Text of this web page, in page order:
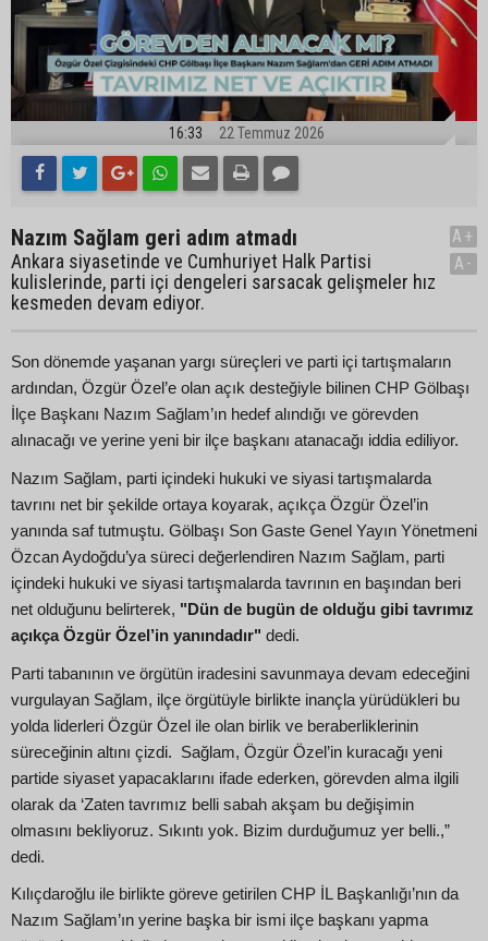
16:33 22 Temmuz 2026
Nazım Sağlam geri adım atmadı
Ankara siyasetinde ve Cumhuriyet Halk Partisi
kulislerinde, parti içi dengeleri sarsacak gelişmeler hız
kesmeden devam ediyor.
A+
A-
Son dönemde yaşanan yargı süreçleri ve parti içi tartışmaların
ardından, Özgür Özel’e olan açık desteğiyle bilinen CHP Gölbaşı
İlçe Başkanı Nazım Sağlam’ın hedef alındığı ve görevden
alınacağı ve yerine yeni bir ilçe başkanı atanacağı iddia ediliyor.
Nazım Sağlam, parti içindeki hukuki ve siyasi tartışmalarda
tavrını net bir şekilde ortaya koyarak, açıkça Özgür Özel’in
yanında saf tutmuştu. Gölbaşı Son Gaste Genel Yayın Yönetmeni
Özcan Aydoğdu’ya süreci değerlendiren Nazım Sağlam, parti
içindeki hukuki ve siyasi tartışmalarda tavrının en başından beri
net olduğunu belirterek, "Dün de bugün de olduğu gibi tavrımız
açıkça Özgür Özel’in yanındadır" dedi.
Parti tabanının ve örgütün iradesini savunmaya devam edeceğini
vurgulayan Sağlam, ilçe örgütüyle birlikte inançla yürüdükleri bu
yolda liderleri Özgür Özel ile olan birlik ve beraberliklerinin
süreceğinin altını çizdi. Sağlam, Özgür Özel’in kuracağı yeni
partide siyaset yapacaklarını ifade ederken, görevden alma ilgili
olarak da ‘Zaten tavrımız belli sabah akşam bu değişimin
olmasını bekliyoruz. Sıkıntı yok. Bizim durduğumuz yer belli.,”
dedi.
Kılıçdaroğlu ile birlikte göreve getirilen CHP İL Başkanlığı’nın da
Nazım Sağlam’ın yerine başka bir ismi ilçe başkanı yapma